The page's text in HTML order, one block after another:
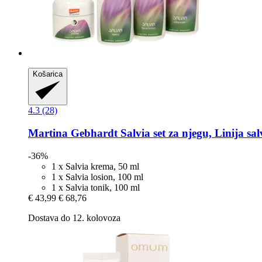
Košarica
4.3 (28)
Martina Gebhardt Salvia set za njegu, Linija
-36%
1 x Salvia krema, 50 ml
1 x Salvia losion, 100 ml
1 x Salvia tonik, 100 ml
€ 43,99 € 68,76
Dostava do 12. kolovoza